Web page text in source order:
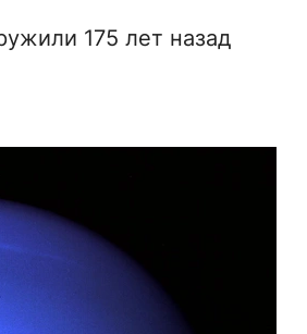
175 лет назад